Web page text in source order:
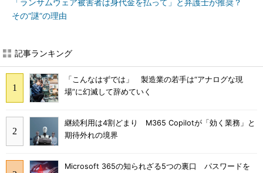
「ランサムウェア被害者は身代金を払って」と弁護士が推奨？
その“謎”の理由
記事ランキング
「こんなはずでは」 製造業の若手は“アナログな現
場”に幻滅して辞めていく
継続利用は4割どまり M365 Copilotが「効く業務」と
期待外れの境界
Microsoft 365の知られざる5つの裏口 パスワードを